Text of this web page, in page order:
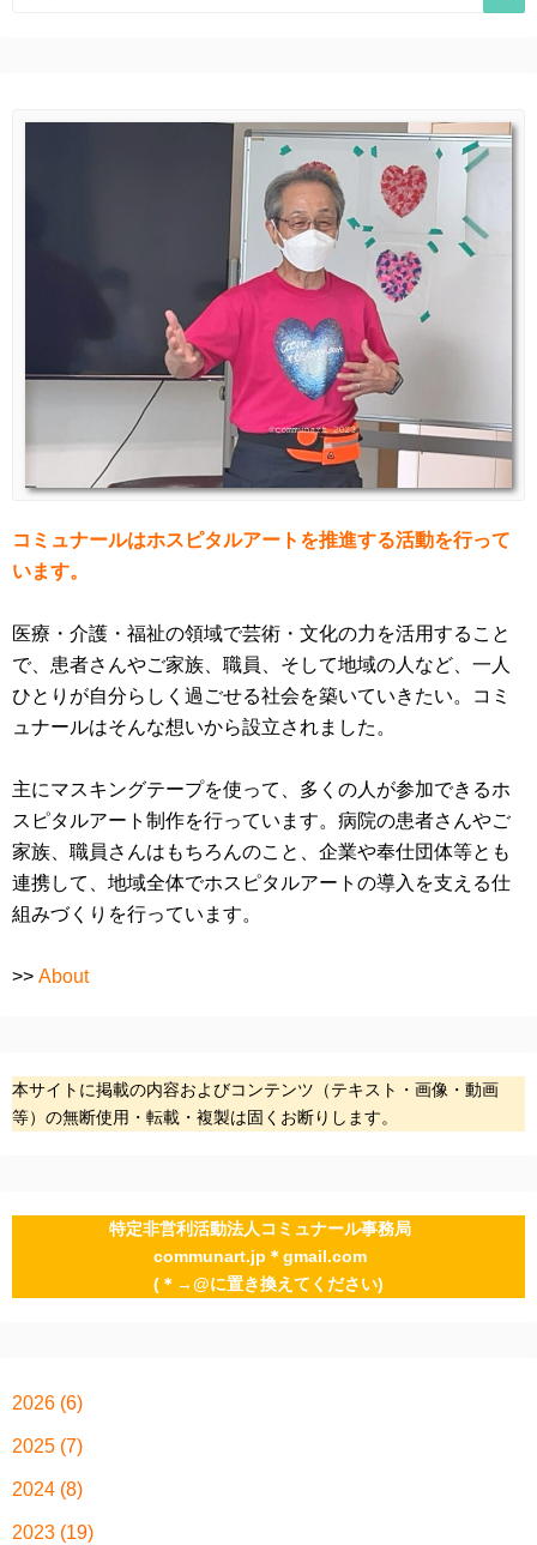
コミュナールはホスピタルアートを推進する活動を行って
います。
医療・介護・福祉の領域で芸術・文化の力を活用すること
で、患者さんやご家族、職員、そして地域の人など、一人
ひとりが自分らしく過ごせる社会を築いていきたい。コミ
ュナールはそんな想いから設立されました。
主にマスキングテープを使って、多くの人が参加できるホ
スピタルアート制作を行っています。病院の患者さんやご
家族、職員さんはもちろんのこと、企業や奉仕団体等とも
連携して、地域全体でホスピタルアートの導入を支える仕
組みづくりを行っています。
>> About
本サイトに掲載の内容およびコンテンツ（テキスト・画像・動画
等）の無断使用・転載・複製は固くお断りします。
特定非営利活動法人コミュナール事務局
communart.jp＊gmail.com
(＊→@に置き換えてください)
2026 (6)
2025 (7)
2024 (8)
2023 (19)